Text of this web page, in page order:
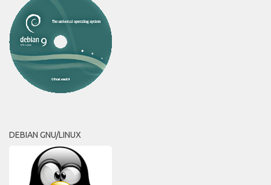
DEBIAN GNU/LINUX